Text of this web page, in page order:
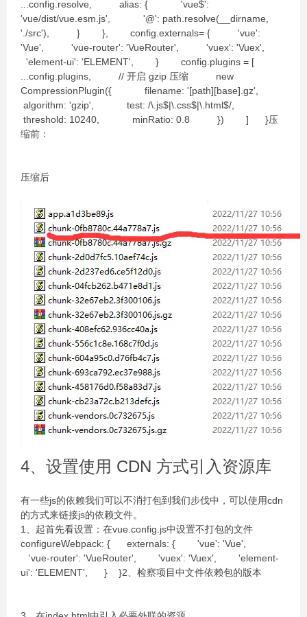
...config.resolve, alias: { 'vue$':
'vue/dist/vue.esm.js', '@': path.resolve(__dirname,
'./src'), } }, config.externals= { 'vue':
'Vue', 'vue-router': 'VueRouter', 'vuex': 'Vuex',
'element-ui': 'ELEMENT', } config.plugins = [
...config.plugins, // 开启 gzip 压缩 new
CompressionPlugin({ filename: '[path][base].gz',
algorithm: 'gzip', test: /\.js$|\.css$|\.html$/,
threshold: 10240, minRatio: 0.8 }) ] }压
缩前：
压缩后
4、设置使用 CDN 方式引入资源库
有一些js的依赖我们可以不消打包到我们步伐中，可以使用cdn
的方式来链接js的依赖文件。
1、起首先看设置：在vue.config.js中设置不打包的文件
configureWebpack: { externals: { 'vue': 'Vue',
'vue-router': 'VueRouter', 'vuex': 'Vuex', 'element-
ui': 'ELEMENT', } }2、检察项目中文件依赖包的版本